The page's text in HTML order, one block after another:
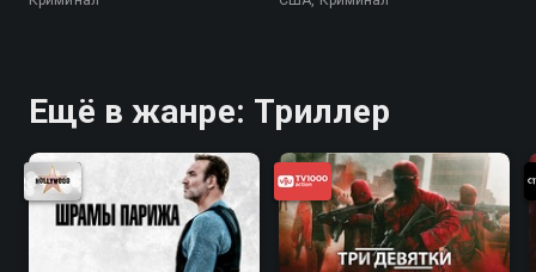
Ещё в жанре: Триллер